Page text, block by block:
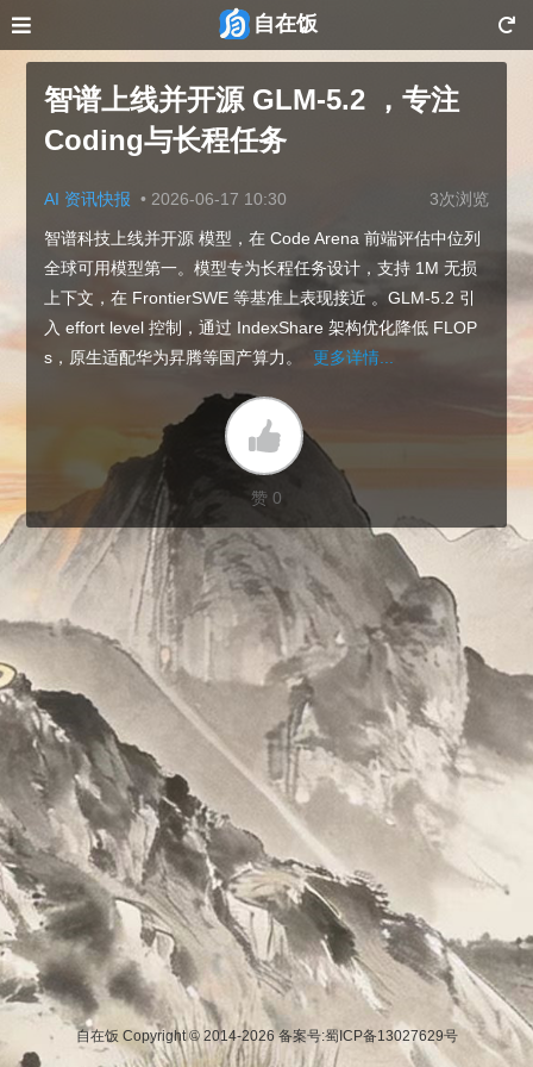
自在饭
智谱上线并开源 GLM-5.2 ，专注
Coding与长程任务
AI 资讯快报 • 2026-06-17 10:30 3次浏览
智谱科技上线并开源 模型，在 Code Arena 前端评估中位列
全球可用模型第一。模型专为长程任务设计，支持 1M 无损
上下文，在 FrontierSWE 等基准上表现接近 。GLM-5.2 引
入 effort level 控制，通过 IndexShare 架构优化降低 FLOP
s，原生适配华为昇腾等国产算力。
更多详情...
赞 0
自在饭 Copyright © 2014-2026备案号:蜀ICP备13027629号